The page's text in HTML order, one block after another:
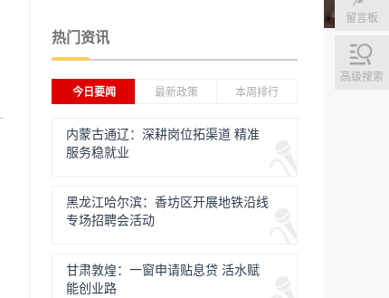
留言板
高级搜索
热门资讯
今日要闻 最新政策 本周排行
内蒙古通辽：深耕岗位拓渠道 精准
服务稳就业
黑龙江哈尔滨：香坊区开展地铁沿线
专场招聘会活动
甘肃敦煌：一窗申请贴息贷 活水赋
能创业路